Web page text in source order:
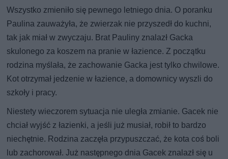
Wszystko zmieniło się pewnego letniego dnia. O poranku
Paulina zauważyła, że zwierzak nie przyszedł do kuchni,
tak jak miał w zwyczaju. Brat Pauliny znalazł Gacka
skulonego za koszem na pranie w łazience. Z początku
rodzina myślała, że zachowanie Gacka jest tylko chwilowe.
Kot otrzymał jedzenie w łazience, a domownicy wyszli do
szkoły i pracy.
Niestety wieczorem sytuacja nie uległa zmianie. Gacek nie
chciał wyjść z łazienki, a jeśli już musiał, robił to bardzo
niechętnie. Rodzina zaczęła przypuszczać, że kota coś boli
lub zachorował. Już następnego dnia Gacek znalazł się u